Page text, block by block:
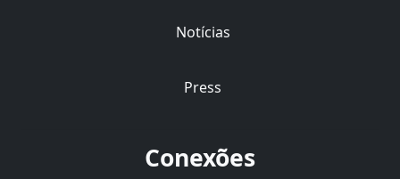
Notícias
Press
Conexões